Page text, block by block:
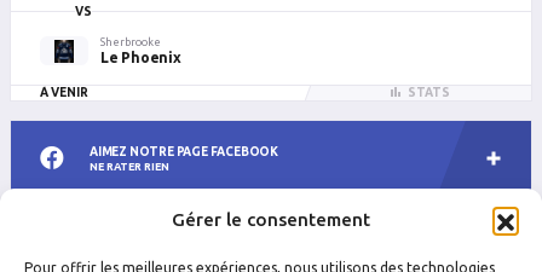
Gérer le consentement
Pour offrir les meilleures expériences, nous utilisons des technologies
Sherbrooke
Le Phoenix
VS
À VENIR STATS
AIMEZ NOTRE PAGE FACEBOOK
NE RATER RIEN